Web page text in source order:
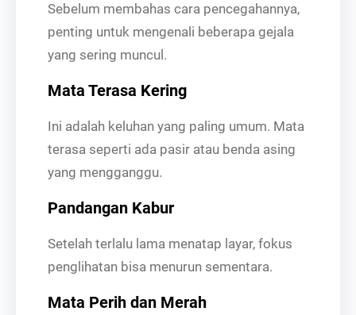
Sebelum membahas cara pencegahannya,
penting untuk mengenali beberapa gejala
yang sering muncul.
Mata Terasa Kering
Ini adalah keluhan yang paling umum. Mata
terasa seperti ada pasir atau benda asing
yang mengganggu.
Pandangan Kabur
Setelah terlalu lama menatap layar, fokus
penglihatan bisa menurun sementara.
Mata Perih dan Merah